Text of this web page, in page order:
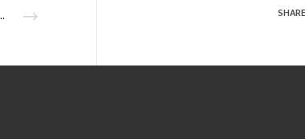
2019” DE SOGEFI